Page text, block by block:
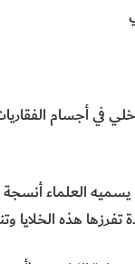
في أجسام
العلماء
هذه الخلايا